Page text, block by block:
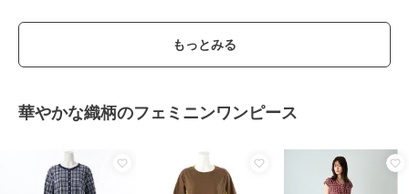
もっとみる
華やかな織柄のフェミニンワンピース